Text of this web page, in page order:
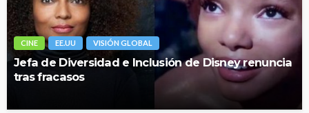
CINE EE.UU VISIÓN GLOBAL
Jefa de Diversidad e Inclusión de Disney renuncia
tras fracasos